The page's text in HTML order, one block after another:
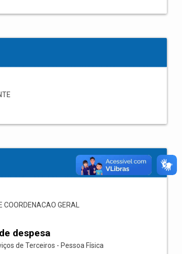
COORDENACAO GERAL
despesa
de Terceiros - Pessoa Física